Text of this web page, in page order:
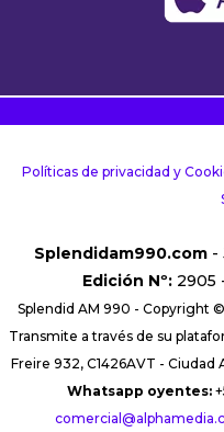
Políticas de privacidad y
Splendidam990.com -
Edición Nº: 2905
Splendid AM 990 - Copyright
Transmite a través de su
Freire 932, C1426AVT -
Whatsapp oyentes: